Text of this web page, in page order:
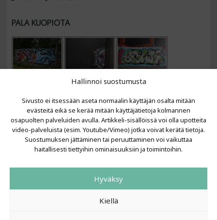
Hallinnoi suostumusta
Sivusto ei itsessään aseta normaalin käyttäjän osalta mitään
evästeitä eikä se kerää mitään käyttäjätietoja kolmannen
osapuolten palveluiden avulla. Artikkeli-sisällöissä voi olla upotteita
video-palveluista (esim. Youtube/Vimeo) jotka voivat kerätä tietoja.
Suostumuksen jättäminen tai peruuttaminen voi vaikuttaa
haitallisesti tiettyihin ominaisuuksiin ja toimintoihin.
Hyväksy
Kiellä
PALA KUOPIOTA
VIIMEISIMMÄT ARTIKKELIT
LAINIT 2025: Tarhapäivä
Urbaani Zine